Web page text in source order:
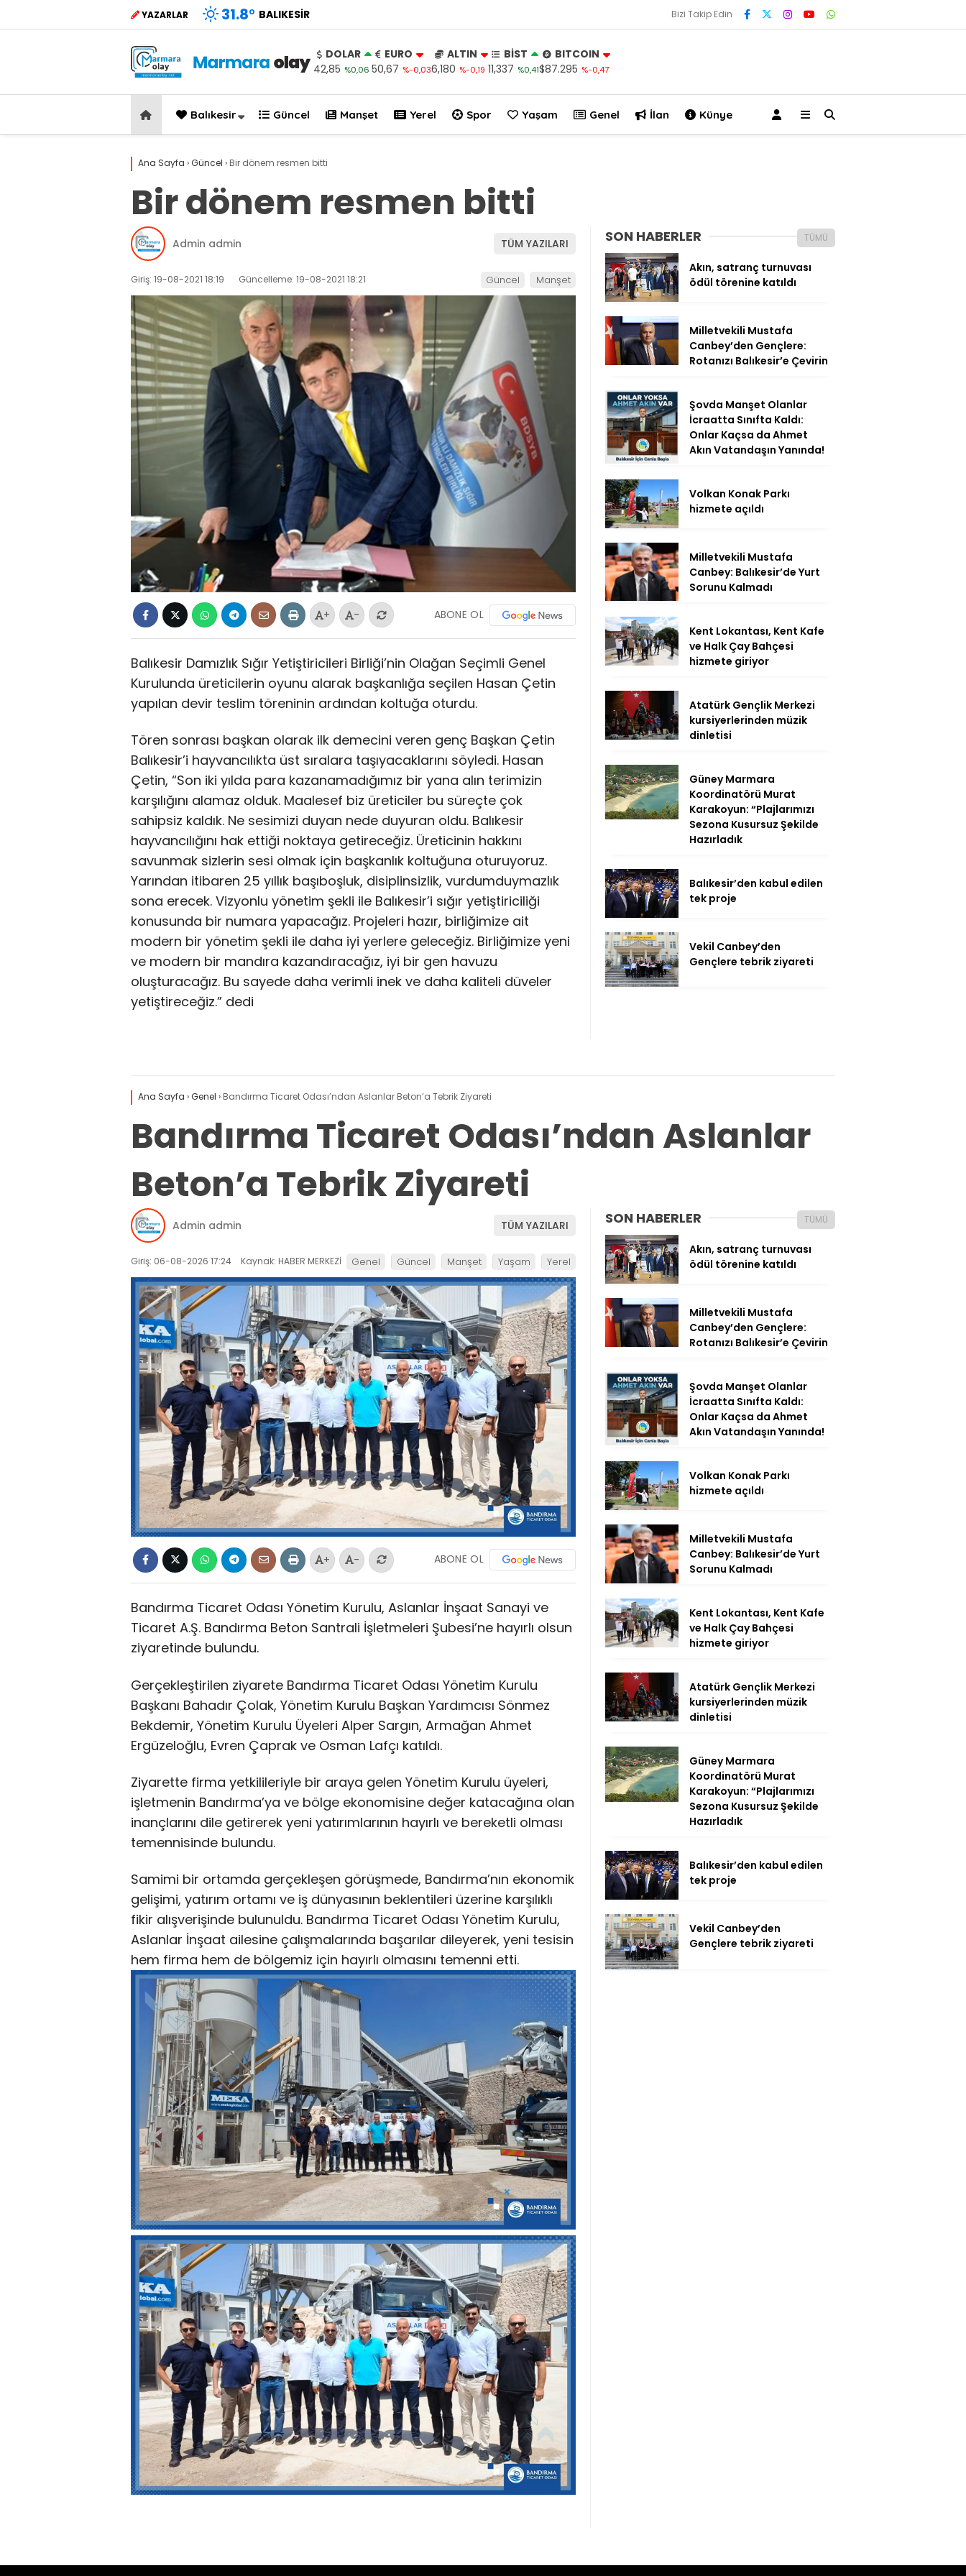
YAZARLAR 31.8° BALIKESIR Bizi Takip Edin
DOLAR
42,85 %0,06
EURO
50,67 %-0,03
ALTIN
6,180 %-0,19
BİST
11,337 %0,41
BITCOIN
$87.295 %-0,47
Balıkesir Güncel Manşet Yerel Spor Yaşam Genel İlan Künye
Ana Sayfa ›Güncel › Bir dönem resmen bitti
Bir dönem resmen bitti
Admin admin TÜM YAZILARI
Giriş: 19-08-2021 18:19 Güncelleme: 19-08-2021 18:21 Güncel Manşet
+ - ABONE OL
Balıkesir Damızlık Sığır Yetiştiricileri Birliği’nin Olağan Seçimli Genel
Kurulunda üreticilerin oyunu alarak başkanlığa seçilen Hasan Çetin
yapılan devir teslim töreninin ardından koltuğa oturdu.
Tören sonrası başkan olarak ilk demecini veren genç Başkan Çetin
Balıkesir’i hayvancılıkta üst sıralara taşıyacaklarını söyledi. Hasan
Çetin, “Son iki yılda para kazanamadığımız bir yana alın terimizin
karşılığını alamaz olduk. Maalesef biz üreticiler bu süreçte çok
sahipsiz kaldık. Ne sesimizi duyan nede duyuran oldu. Balıkesir
hayvancılığını hak ettiği noktaya getireceğiz. Üreticinin hakkını
savunmak sizlerin sesi olmak için başkanlık koltuğuna oturuyoruz.
Yarından itibaren 25 yıllık başıboşluk, disiplinsizlik, vurdumduymazlık
sona erecek. Vizyonlu yönetim şekli ile Balıkesir’i sığır yetiştiriciliği
konusunda bir numara yapacağız. Projeleri hazır, birliğimize ait
modern bir yönetim şekli ile daha iyi yerlere geleceğiz. Birliğimize yeni
ve modern bir mandıra kazandıracağız, iyi bir gen havuzu
oluşturacağız. Bu sayede daha verimli inek ve daha kaliteli düveler
yetiştireceğiz.” dedi
SON HABERLER TÜMÜ
Akın, satranç turnuvası
ödül törenine katıldı
Milletvekili Mustafa
Canbey’den Gençlere:
Rotanızı Balıkesir’e Çevirin
Şovda Manşet Olanlar
İcraatta Sınıfta Kaldı:
Onlar Kaçsa da Ahmet
Akın Vatandaşın Yanında!
Volkan Konak Parkı
hizmete açıldı
Milletvekili Mustafa
Canbey: Balıkesir’de Yurt
Sorunu Kalmadı
Kent Lokantası, Kent Kafe
ve Halk Çay Bahçesi
hizmete giriyor
Atatürk Gençlik Merkezi
kursiyerlerinden müzik
dinletisi
Güney Marmara
Koordinatörü Murat
Karakoyun: “Plajlarımızı
Sezona Kusursuz Şekilde
Hazırladık
Balıkesir’den kabul edilen
tek proje
Vekil Canbey’den
Gençlere tebrik ziyareti
Ana Sayfa ›Genel › Bandırma Ticaret Odası’ndan Aslanlar Beton’a Tebrik Ziyareti
Bandırma Ticaret Odası’ndan Aslanlar
Beton’a Tebrik Ziyareti
Admin admin TÜM YAZILARI
Giriş: 06-08-2026 17:24 Kaynak: HABER MERKEZİ Genel Güncel Manşet Yaşam Yerel
+ - ABONE OL
Bandırma Ticaret Odası Yönetim Kurulu, Aslanlar İnşaat Sanayi ve
Ticaret A.Ş. Bandırma Beton Santrali İşletmeleri Şubesi’ne hayırlı olsun
ziyaretinde bulundu.
Gerçekleştirilen ziyarete Bandırma Ticaret Odası Yönetim Kurulu
Başkanı Bahadır Çolak, Yönetim Kurulu Başkan Yardımcısı Sönmez
Bekdemir, Yönetim Kurulu Üyeleri Alper Sargın, Armağan Ahmet
Ergüzeloğlu, Evren Çaprak ve Osman Lafçı katıldı.
Ziyarette firma yetkilileriyle bir araya gelen Yönetim Kurulu üyeleri,
işletmenin Bandırma’ya ve bölge ekonomisine değer katacağına olan
inançlarını dile getirerek yeni yatırımlarının hayırlı ve bereketli olması
temennisinde bulundu.
Samimi bir ortamda gerçekleşen görüşmede, Bandırma’nın ekonomik
gelişimi, yatırım ortamı ve iş dünyasının beklentileri üzerine karşılıklı
fikir alışverişinde bulunuldu. Bandırma Ticaret Odası Yönetim Kurulu,
Aslanlar İnşaat ailesine çalışmalarında başarılar dileyerek, yeni tesisin
hem firma hem de bölgemiz için hayırlı olmasını temenni etti.
SON HABERLER TÜMÜ
Akın, satranç turnuvası
ödül törenine katıldı
Milletvekili Mustafa
Canbey’den Gençlere:
Rotanızı Balıkesir’e Çevirin
Şovda Manşet Olanlar
İcraatta Sınıfta Kaldı:
Onlar Kaçsa da Ahmet
Akın Vatandaşın Yanında!
Volkan Konak Parkı
hizmete açıldı
Milletvekili Mustafa
Canbey: Balıkesir’de Yurt
Sorunu Kalmadı
Kent Lokantası, Kent Kafe
ve Halk Çay Bahçesi
hizmete giriyor
Atatürk Gençlik Merkezi
kursiyerlerinden müzik
dinletisi
Güney Marmara
Koordinatörü Murat
Karakoyun: “Plajlarımızı
Sezona Kusursuz Şekilde
Hazırladık
Balıkesir’den kabul edilen
tek proje
Vekil Canbey’den
Gençlere tebrik ziyareti